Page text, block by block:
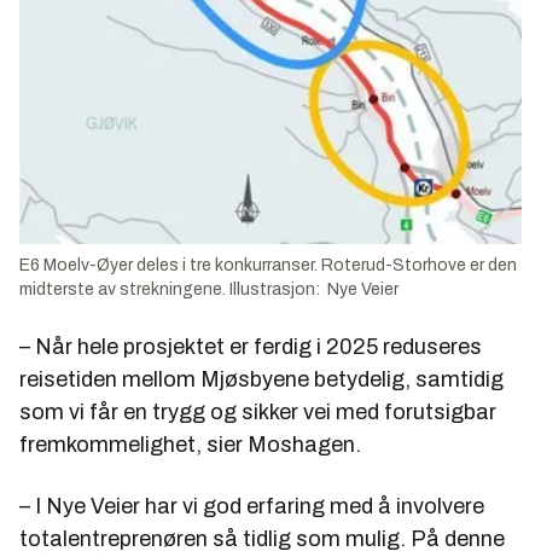
E6 Moelv-Øyer deles i tre konkurranser. Roterud-Storhove er den
midterste av strekningene. Illustrasjon: Nye Veier
– Når hele prosjektet er ferdig i 2025 reduseres
reisetiden mellom Mjøsbyene betydelig, samtidig
som vi får en trygg og sikker vei med forutsigbar
fremkommelighet, sier Moshagen.
– I Nye Veier har vi god erfaring med å involvere
totalentreprenøren så tidlig som mulig. På denne